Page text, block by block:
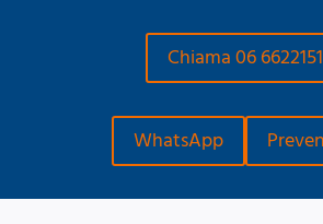
Chiama 06 6622151
WhatsApp